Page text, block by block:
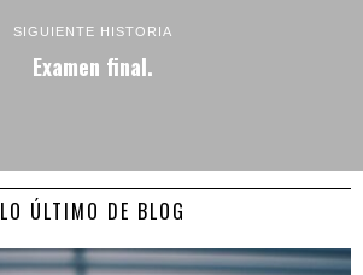
SIGUIENTE HISTORIA
Examen final.
LO ÚLTIMO DE BLOG